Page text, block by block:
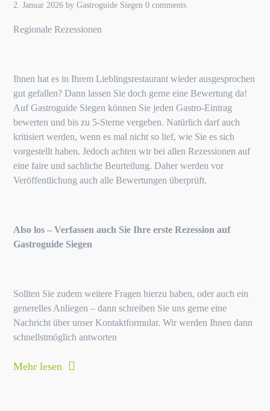
2. Januar 2026 byGastroguide Siegen 0 comments
Regionale Rezessionen
Ihnen hat es in Ihrem Lieblingsrestaurant wieder ausgesprochen
gut gefallen? Dann lassen Sie doch gerne eine Bewertung da!
Auf Gastroguide Siegen können Sie jeden Gastro-Eintrag
bewerten und bis zu 5-Sterne vergeben. Natürlich darf auch
kritisiert werden, wenn es mal nicht so lief, wie Sie es sich
vorgestellt haben. Jedoch achten wir bei allen Rezessionen auf
eine faire und sachliche Beurteilung. Daher werden vor
Veröffentlichung auch alle Bewertungen überprüft.
Also los – Verfassen auch Sie Ihre erste Rezession auf
Gastroguide Siegen
Sollten Sie zudem weitere Fragen hierzu haben, oder auch ein
generelles Anliegen – dann schreiben Sie uns gerne eine
Nachricht über unser Kontaktformular. Wir werden Ihnen dann
schnellstmöglich antworten
Mehr lesen